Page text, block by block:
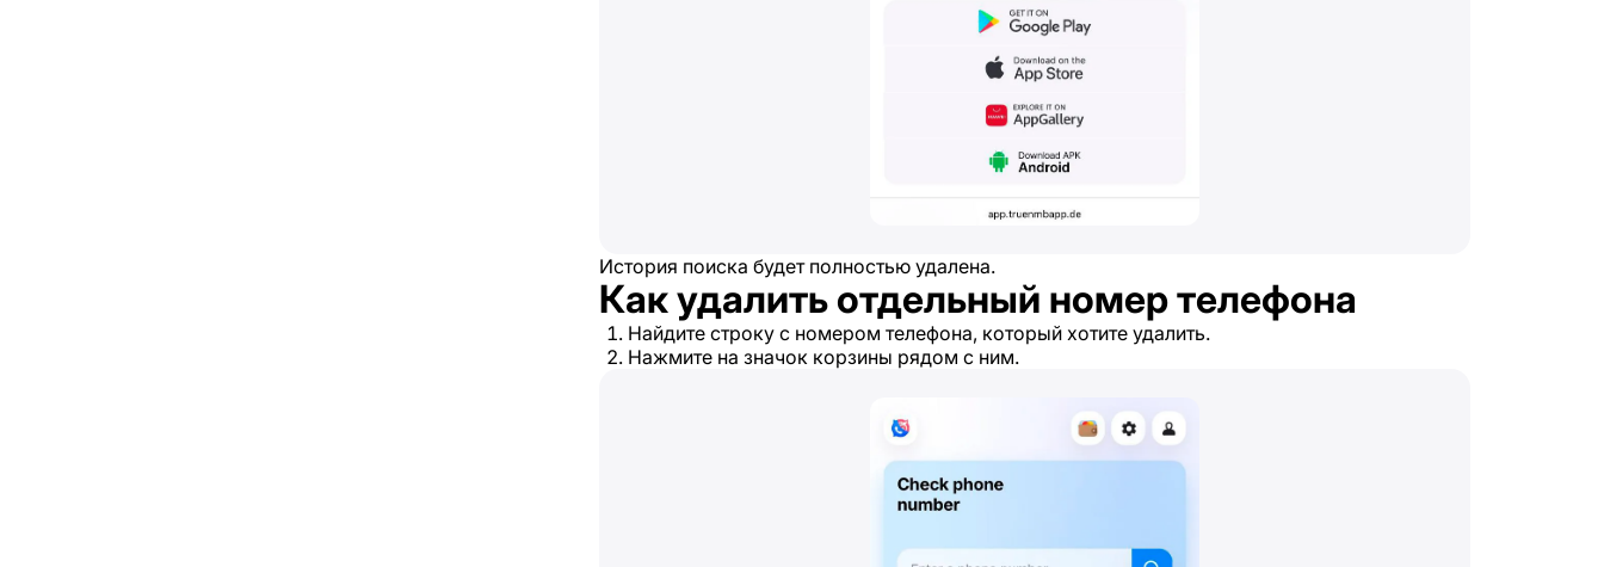
История поиска будет полностью удалена.
Как удалить отдельный номер телефона
Найдите строку с номером телефона, который хотите удалить.
Нажмите на значок корзины рядом с ним.